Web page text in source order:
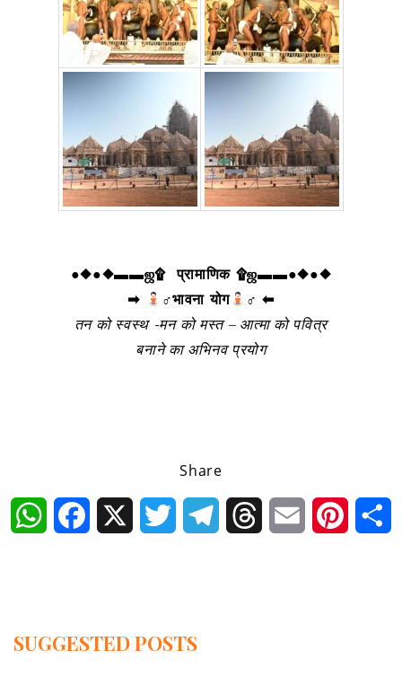
●◆●◆▬▬ஜ۩ प्रामाणिक ۩ஜ▬▬●◆●◆
➡
‍♂भावना योग
‍♂ ⬅
तन को स्वस्थ -मन को मस्त – आत्मा को पवित्र
बनाने का अभिनव प्रयोग
Share
WhatsAppFacebook Twitter TelegramThreadsEmail
SUGGESTED POSTS